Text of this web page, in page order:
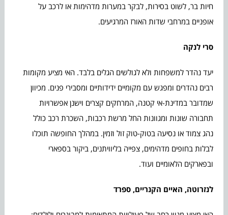
חיות בר, לשוט בסירות, לבקר במערות מדהימות או לרכב על
אופניים במרחבי שדות האורז המרגיעים.
סרי לנקה
יעד נהדר למשפחות ולא לגולשים הגלים בלבד. האי מציע מקומות
רבים נהדרים ומפגש עם מקומיים ידידותיים ומסבירי פנים. מכיוון
שמדובר במדינת-אי קטנה, המרחקים קצרים וישנן אפשרויות
תחבורה שונות ומגוונות החל מרשת רכבות, השכרת רכב כולל
נהג צמוד או נסיעה בטוק-טוק זול וזמין. במהלך החופשה תוכלו
לבלות בחופים מדהימים, צפייה בליוויתנים, ביקור בספארי
ובפארקים הלאומיים ועוד.
לנזרוטה, האיים הקנריים, ספרד